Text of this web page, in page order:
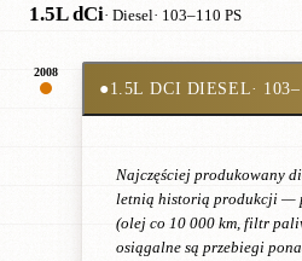
1.5L dCi· Diesel· 103–110 PS
2008
●1.5L DCI DIESEL·
Najczęściej produkowany
letnią historią produkcji —
(olej co 10 000 km, filtr
osiągalne są przebiegi